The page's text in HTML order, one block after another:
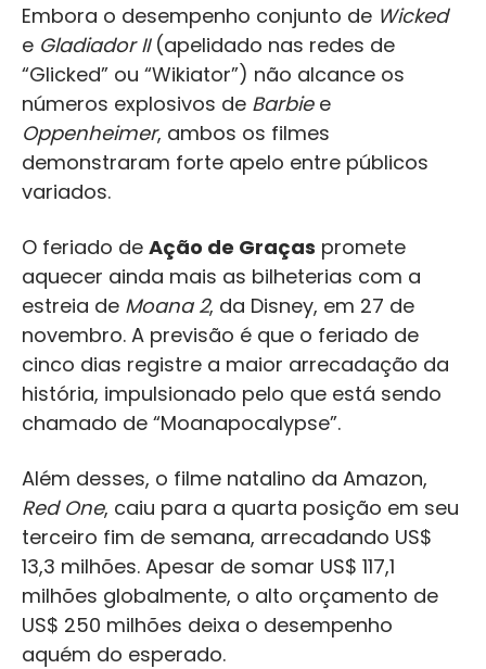
Embora o desempenho conjunto de Wicked
e Gladiador II(apelidado nas redes de
“Glicked” ou “Wikiator”) não alcance os
números explosivos de Barbiee
Oppenheimer, ambos os filmes
demonstraram forte apelo entre públicos
variados.
O feriado de Ação de Graças promete
aquecer ainda mais as bilheterias com a
estreia de Moana 2, da Disney, em 27 de
novembro. A previsão é que o feriado de
cinco dias registre a maior arrecadação da
história, impulsionado pelo que está sendo
chamado de “Moanapocalypse”.
Além desses, o filme natalino da Amazon,
Red One, caiu para a quarta posição em seu
terceiro fim de semana, arrecadando US$
13,3 milhões. Apesar de somar US$ 117,1
milhões globalmente, o alto orçamento de
US$ 250 milhões deixa o desempenho
aquém do esperado.